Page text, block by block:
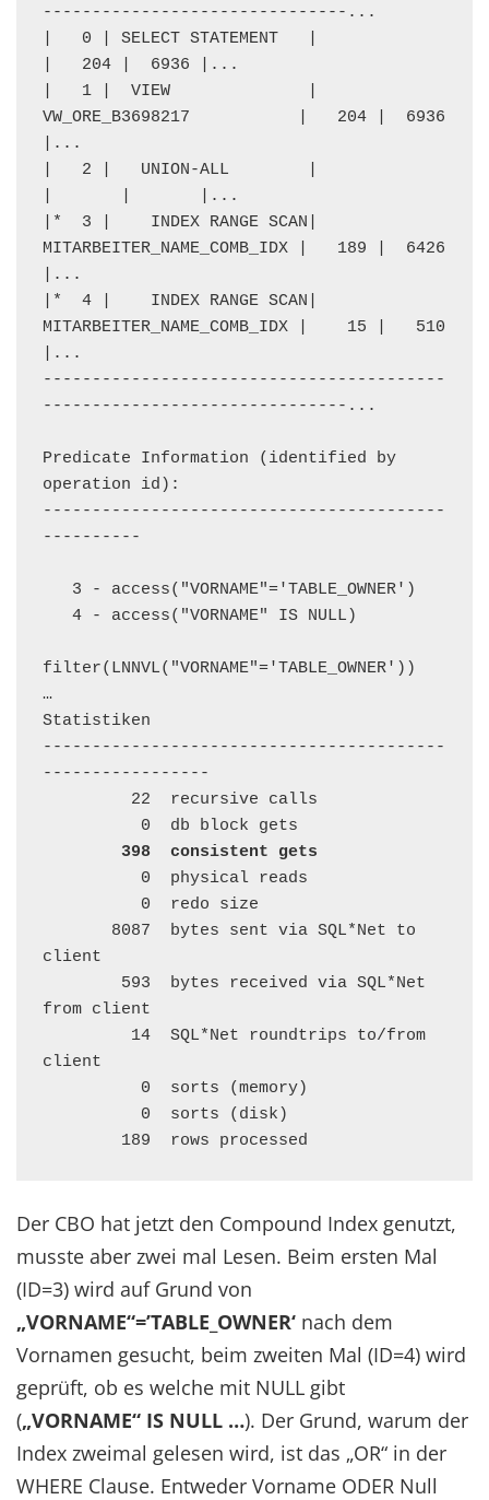
-------------------------------...
|   0 | SELECT STATEMENT   |
|   204 |  6936 |...
|   1 |  VIEW              |
VW_ORE_B3698217           |   204 |  6936
|...
|   2 |   UNION-ALL        |
|       |       |...
|*  3 |    INDEX RANGE SCAN|
MITARBEITER_NAME_COMB_IDX |   189 |  6426
|...
|*  4 |    INDEX RANGE SCAN|
MITARBEITER_NAME_COMB_IDX |    15 |   510
|...
-----------------------------------------
-------------------------------...
Predicate Information (identified by
operation id):
-----------------------------------------
----------
filter(LNNVL("VORNAME"='TABLE_OWNER'))
…
Statistiken
-----------------------------------------
-----------------
398  consistent gets
client
from client
client
        189  rows processed
Der CBO hat jetzt den Compound Index genutzt,
musste aber zwei mal Lesen. Beim ersten Mal
(ID=3) wird auf Grund von
„VORNAME“=’TABLE_OWNER‘ nach dem
Vornamen gesucht, beim zweiten Mal (ID=4) wird
geprüft, ob es welche mit NULL gibt
(„VORNAME“ IS NULL …). Der Grund, warum der
Index zweimal gelesen wird, ist das „OR“ in der
WHERE Clause. Entweder Vorname ODER Null